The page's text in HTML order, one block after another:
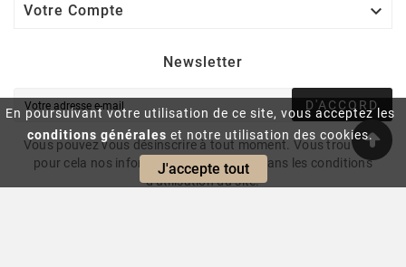
En poursuivant votre utilisation de ce site, vous acceptez les
conditions générales et notre utilisation des cookies.
J'accepte tout
Votre Compte 
Newsletter
D'ACCORD
Vous pouvez vous désinscrire à tout moment. Vous trouverez
pour cela nos informations de contact dans les conditions
d'utilisation du site.